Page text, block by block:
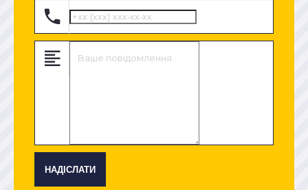
НАДІСЛАТИ